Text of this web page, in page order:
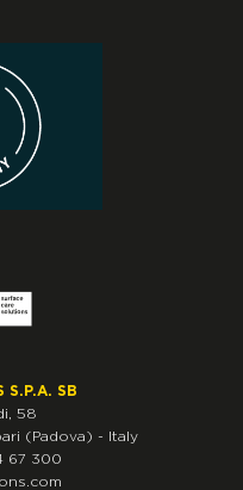
S.P.A. SB
58
(Padova) - Italy
67 300